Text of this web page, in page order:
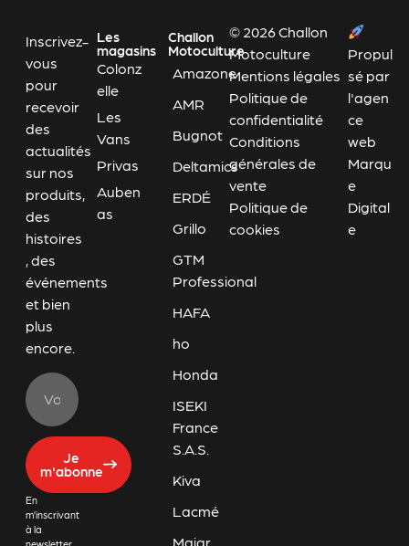
Inscrivez-
vous
pour
recevoir
des
actualités
sur nos
produits,
des
histoires
, des
événements
et bien
plus
encore.
Je
m'abonne
En
m’inscrivant
à la
newsletter
Les
magasins
Colonz
elle
Les
Vans
Privas
Auben
as
Challon
Motoculture
Amazone
AMR
Bugnot
Deltamics
ERDÉ
Grillo
GTM
Professional
HAFA
ho
Honda
ISEKI
France
S.A.S.
Kiva
Lacmé
Majar
© 2026 Challon
Motoculture
Mentions légales
Politique de
confidentialité
Conditions
générales de
vente
Politique de
cookies
Propul
sé par
l'agen
ce
web
Marqu
e
Digital
e